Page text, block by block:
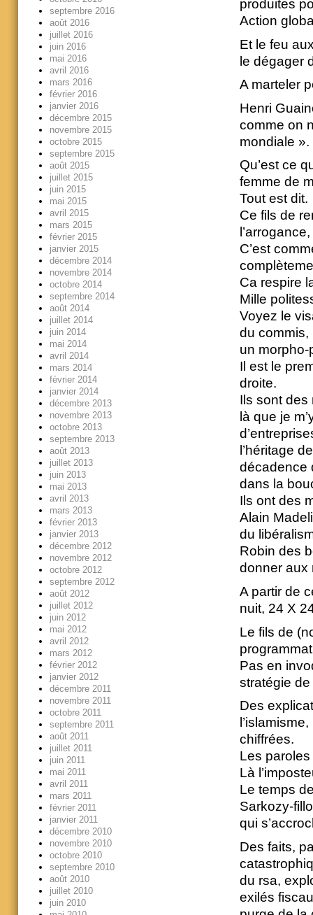
produites
Action
Et le feu
le dégager
A marteler
Henri
comme on
mondiale ».
Qu’est ce
femme de
Tout est dit.
Ce fils de
C’est
Ca respire
Mille
Voyez le
du commis,
un
Il est le
droite.
Ils sont des
là que je
l’héritage
décadence
dans la
Ils ont des
Alain
du
Robin des
donner aux
A partir de
nuit, 24 X
Le fils de
Pas en
stratégie
Des
chiffrées.
Les paroles
Là
Le temps
Sarkozy-
qui
Des faits,
du rsa,
exilés
septembre 2016
août 2016
juillet 2016
juin 2016
mai 2016
avril 2016
mars 2016
février 2016
janvier 2016
décembre 2015
novembre 2015
octobre 2015
septembre 2015
août 2015
juillet 2015
juin 2015
mai 2015
avril 2015
mars 2015
février 2015
janvier 2015
décembre 2014
novembre 2014
octobre 2014
septembre 2014
août 2014
juillet 2014
juin 2014
mai 2014
avril 2014
mars 2014
février 2014
janvier 2014
décembre 2013
novembre 2013
octobre 2013
septembre 2013
août 2013
juillet 2013
juin 2013
mai 2013
avril 2013
mars 2013
février 2013
janvier 2013
décembre 2012
novembre 2012
octobre 2012
septembre 2012
août 2012
juillet 2012
juin 2012
mai 2012
avril 2012
mars 2012
février 2012
janvier 2012
décembre 2011
novembre 2011
octobre 2011
septembre 2011
août 2011
juillet 2011
juin 2011
mai 2011
avril 2011
mars 2011
février 2011
janvier 2011
décembre 2010
novembre 2010
octobre 2010
septembre 2010
août 2010
juillet 2010
juin 2010